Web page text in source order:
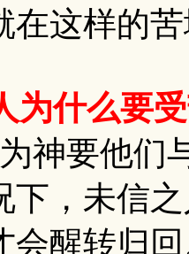
在这样的
为什么要
神要他们
下，未信
会醒转归